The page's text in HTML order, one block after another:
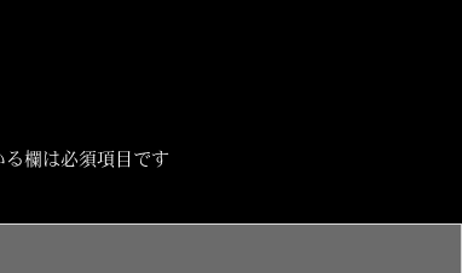
る欄は必須項目です